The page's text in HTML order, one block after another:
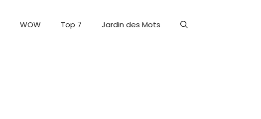
WOW Top 7 Jardin des Mots